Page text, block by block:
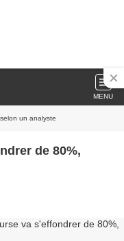
MENU
un analyste